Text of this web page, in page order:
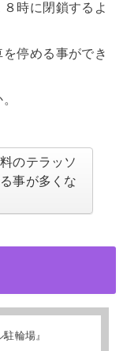
時に閉鎖するよ
停める事ができ
のテラッソ
事が多くな
駐輪場 』